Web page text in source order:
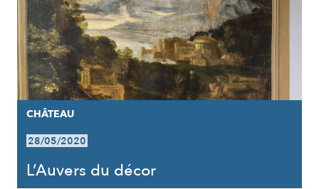
CHÂTEAU
28/05/2020
L’Auvers du décor